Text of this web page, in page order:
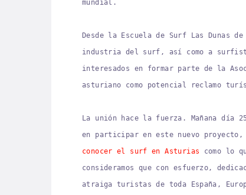
mundial.
Desde la Escuela de Surf Las Dunas
industria del surf, así como a
interesados en formar parte de la
asturiano como potencial reclamo
La unión hace la fuerza. Mañana día
en participar en este nuevo
conocer el surf en Asturias como lo
consideramos que con esfuerzo,
atraiga turistas de toda España,